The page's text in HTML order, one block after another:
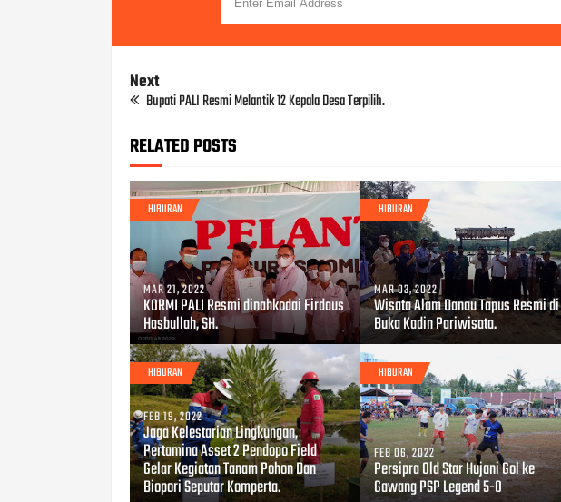
Next
Bupati PALI Resmi Melantik 12 Kepala Desa Terpilih.
RELATED POSTS
HIBURAN
MAR 21, 2022
KORMI PALI Resmi dinahkodai Firdaus
Hasbullah, SH.
HIBURAN
MAR 03, 2022
Wisata Alam Danau Tapus Resmi di
Buka Kadin Pariwisata.
HIBURAN
FEB 19, 2022
Jaga Kelestarian Lingkungan,
Pertamina Asset 2 Pendopo Field
Gelar Kegiatan Tanam Pohon Dan
Biopori Seputar Komperta.
HIBURAN
FEB 06, 2022
Persipra Old Star Hujani Gol ke
Gawang PSP Legend 5-0